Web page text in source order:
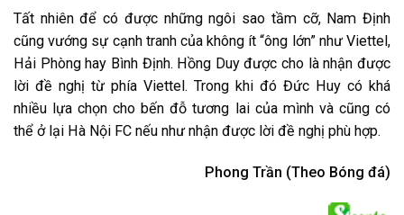
Tất nhiên để có được những ngôi sao tầm cỡ, Nam Định
cũng vướng sự cạnh tranh của không ít “ông lớn” như Viettel,
Hải Phòng hay Bình Định. Hồng Duy được cho là nhận được
lời đề nghị từ phía Viettel. Trong khi đó Đức Huy có khá
nhiều lựa chọn cho bến đỗ tương lai của mình và cũng có
thể ở lại Hà Nội FC nếu như nhận được lời đề nghị phù hợp.
Phong Trần (Theo Bóng đá)